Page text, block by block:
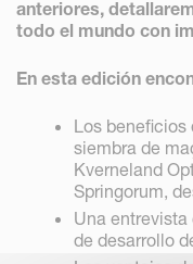
anteriores,
todo el mundo con
En esta edición
Los beneficios
siembra de
Kverneland
Springorum,
Una entrevista
de desarrollo